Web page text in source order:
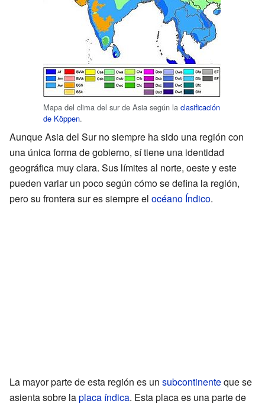
Mapa del clima del sur de Asia según la clasificación
de Köppen.
Aunque Asia del Sur no siempre ha sido una región con
una única forma de gobierno, sí tiene una identidad
geográfica muy clara. Sus límites al norte, oeste y este
pueden variar un poco según cómo se defina la región,
pero su frontera sur es siempre el océano Índico.
La mayor parte de esta región es un subcontinenteque se
asienta sobre laplaca índica. Esta placa es una parte de